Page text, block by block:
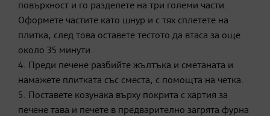
повърхност и го разделете на три големи части.
Оформете частите като шнур и с тях сплетете на
плитка, след това оставете тестото да втаса за още
около 35 минути.
4. Преди печене разбийте жълтъка и сметаната и
намажете плитката със сместа, с помощта на четка.
5. Поставете козунака върху покрита с хартия за
печене тава и печете в предварително загрята фурна